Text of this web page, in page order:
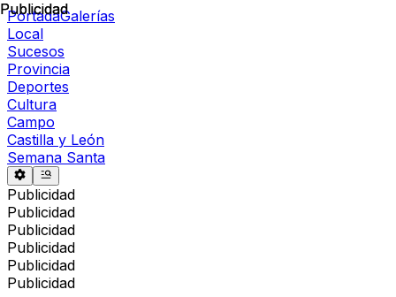
PortadaGalerías
Local
Sucesos
Provincia
Deportes
Cultura
Campo
Castilla y León
Semana Santa
Publicidad
Publicidad
Publicidad
Publicidad
Publicidad
Publicidad
Publicidad
Publicidad